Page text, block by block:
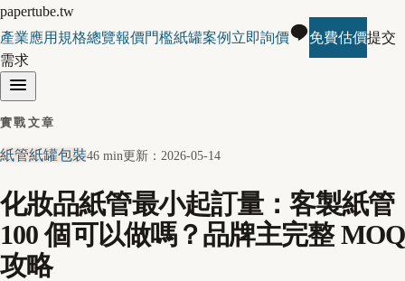
papertube.tw
產業應用 規格總覽報價門檻紙罐案例 立即詢價 免費估價提交
需求
實戰文章
紙管紙罐包裝46 min更新： 2026-05-14
化妝品紙管最小起訂量：客製紙管
100 個可以做嗎？品牌主完整 MOQ
攻略